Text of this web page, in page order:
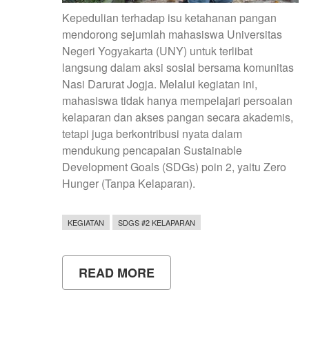
Kepedulian terhadap isu ketahanan pangan
mendorong sejumlah mahasiswa Universitas
Negeri Yogyakarta (UNY) untuk terlibat
langsung dalam aksi sosial bersama komunitas
Nasi Darurat Jogja. Melalui kegiatan ini,
mahasiswa tidak hanya mempelajari persoalan
kelaparan dan akses pangan secara akademis,
tetapi juga berkontribusi nyata dalam
mendukung pencapaian Sustainable
Development Goals (SDGs) poin 2, yaitu Zero
Hunger (Tanpa Kelaparan).
KEGIATAN SDGS #2 KELAPARAN
READ MORE
MAHASISWA